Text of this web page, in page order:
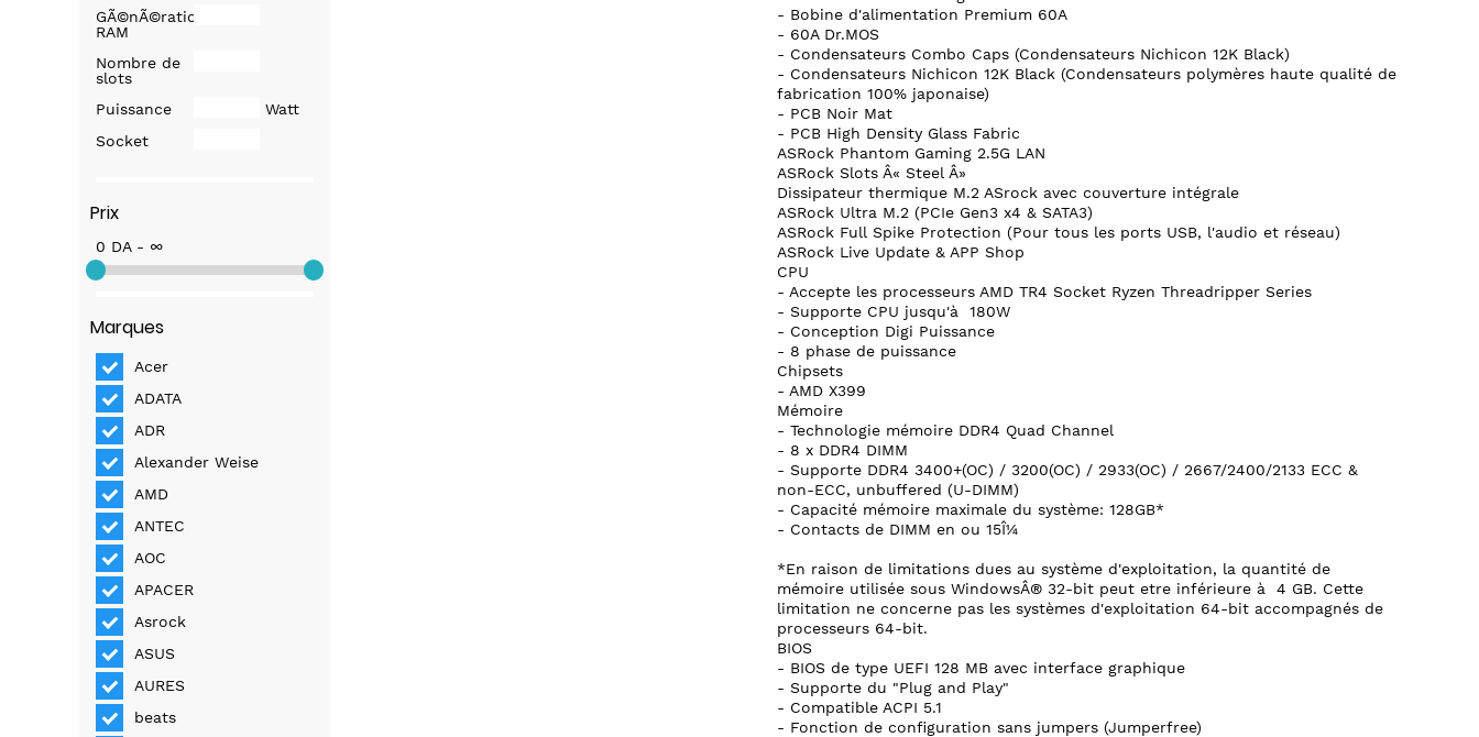
- Bobine d'alimentation Premium 60A
- 60A Dr.MOS
- Condensateurs Combo Caps (Condensateurs Nichicon 12K Black)
- Condensateurs Nichicon 12K Black (Condensateurs polymères haute qualité de
fabrication 100% japonaise)
- PCB Noir Mat
- PCB High Density Glass Fabric
ASRock Phantom Gaming 2.5G LAN
ASRock Slots Â« Steel Â»
Dissipateur thermique M.2 ASrock avec couverture intégrale
ASRock Ultra M.2 (PCIe Gen3 x4 & SATA3)
ASRock Full Spike Protection (Pour tous les ports USB, l'audio et réseau)
ASRock Live Update & APP Shop
CPU
- Accepte les processeurs AMD TR4 Socket Ryzen Threadripper Series
- Supporte CPU jusqu'à 180W
- Conception Digi Puissance
- 8 phase de puissance
Chipsets
- AMD X399
Mémoire
- Technologie mémoire DDR4 Quad Channel
- 8 x DDR4 DIMM
- Supporte DDR4 3400+(OC) / 3200(OC) / 2933(OC) / 2667/2400/2133 ECC &
non-ECC, unbuffered (U-DIMM)
- Capacité mémoire maximale du système: 128GB*
- Contacts de DIMM en ou 15Î¼
*En raison de limitations dues au système d'exploitation, la quantité de
mémoire utilisée sous WindowsÂ® 32-bit peut etre inférieure à 4 GB. Cette
limitation ne concerne pas les systèmes d'exploitation 64-bit accompagnés de
processeurs 64-bit.
BIOS
- BIOS de type UEFI 128 MB avec interface graphique
- Supporte du "Plug and Play"
- Compatible ACPI 5.1
- Fonction de configuration sans jumpers (Jumperfree)
GÃ©nÃ©ration
RAM
Nombre de
slots
Puissance
Watt
Socket
Prix
0 DA - ∞
Marques
Acer
ADATA
ADR
Alexander Weise
AMD
ANTEC
AOC
APACER
Asrock
ASUS
AURES
beats